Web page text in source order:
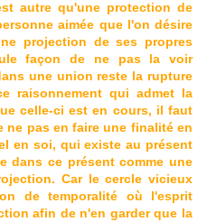
autre qu'une protection de
aimée que l'on désire
projection de ses propres
façon de ne pas la voir
une union reste la rupture
raisonnement qui admet la
celle-ci est en cours, il faut
ne pas en faire une finalité en
en soi, qui existe au présent
dans ce présent comme une
Car le cercle vicieux
de temporalité où l'esprit
afin de n'en garder que la